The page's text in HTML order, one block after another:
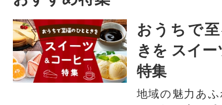
おうちで
きを スイ
特集
地域の魅力あ